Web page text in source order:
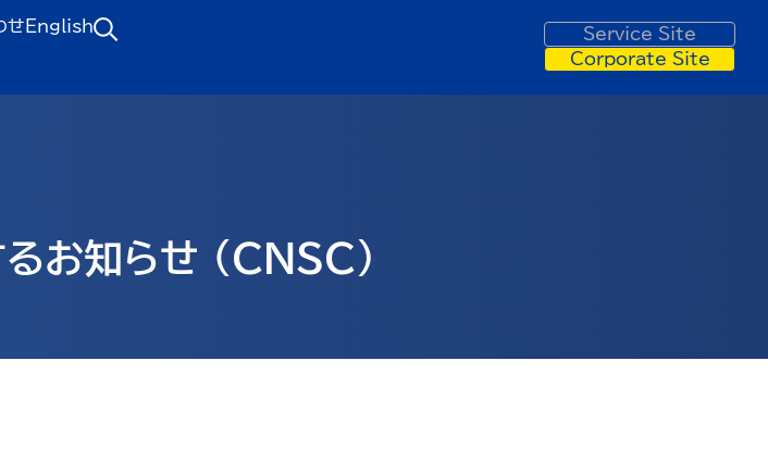
せ English Service Site
Corporate Site
るお知らせ (CNSC)